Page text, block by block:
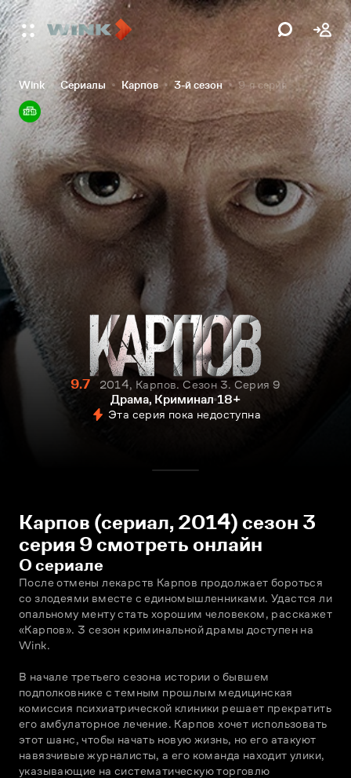
Wink Сериалы Карпов 3-й сезон 9-я серия
9.7
2014, Карпов. Сезон 3. Серия 9
Драма, Криминал 18+
Эта серия пока недоступна
Карпов (сериал, 2014) сезон 3
серия 9 смотреть онлайн
О сериале
После отмены лекарств Карпов продолжает бороться
со злодеями вместе с единомышленниками. Удастся ли
опальному менту стать хорошим человеком, расскажет
«Карпов». 3 сезон криминальной драмы доступен на
Wink.
В начале третьего сезона истории о бывшем
подполковнике с темным прошлым медицинская
комиссия психиатрической клиники решает прекратить
его амбулаторное лечение. Карпов хочет использовать
этот шанс, чтобы начать новую жизнь, но его атакуют
навязчивые журналисты, а его команда находит улики,
указывающие на систематическую торговлю